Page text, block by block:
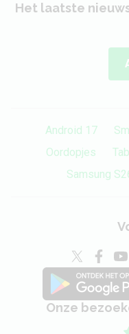
Het laatste
Android 17
Oordopjes
Samsung
Onze